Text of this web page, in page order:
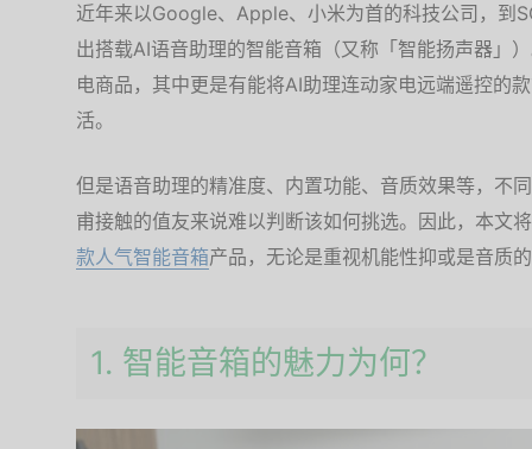
近年来以Google、Apple、小米为首的科技公司，到
出搭载AI语音助理的智能音箱（又称「智能扬声器」
电商品，其中更是有能将AI助理连动家电远端遥控的
活。
但是语音助理的精准度、内置功能、音质效果等，不
甫接触的值友来说难以判断该如何挑选。因此，本文
款人气智能音箱产品，无论是重视机能性抑或是音质
1. 智能音箱的魅力为何？